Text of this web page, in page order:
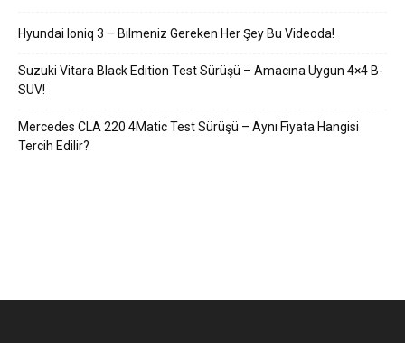
Hyundai Ioniq 3 – Bilmeniz Gereken Her Şey Bu Videoda!
Suzuki Vitara Black Edition Test Sürüşü – Amacına Uygun 4×4 B-
SUV!
Mercedes CLA 220 4Matic Test Sürüşü – Aynı Fiyata Hangisi
Tercih Edilir?